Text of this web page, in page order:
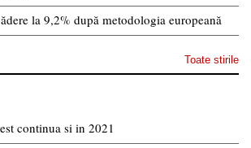
la 9,2% după metodologia europeană
Toate stirile
continua si in 2021